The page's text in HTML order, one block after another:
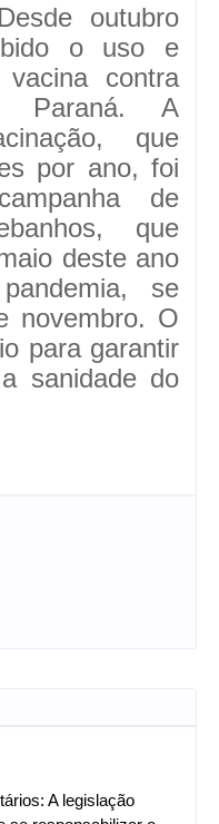
outubro
o uso e
vacina contra
Paraná. A
que
por ano, foi
de
que
deste ano
se
novembro. O
para garantir
sanidade do
A legislação